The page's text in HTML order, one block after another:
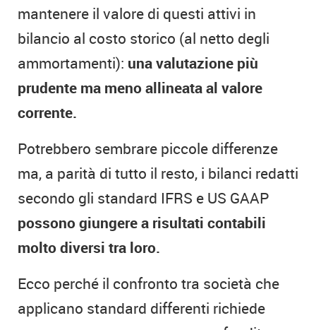
mantenere il valore di questi attivi in
bilancio al costo storico (al netto degli
ammortamenti): una valutazione più
prudente ma meno allineata al valore
corrente.
Potrebbero sembrare piccole differenze
ma, a parità di tutto il resto, i bilanci redatti
secondo gli standard IFRS e US GAAP
possono giungere a risultati contabili
molto diversi tra loro.
Ecco perché il confronto tra società che
applicano standard differenti richiede